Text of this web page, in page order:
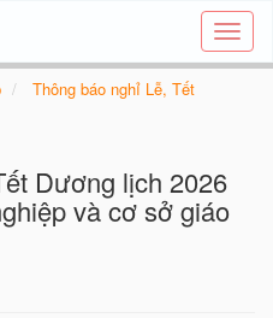
Tạo
thiệp
đề
-
Thông báo nghỉ Lễ, Tết
Dương lịch 2026
và cơ sở giáo